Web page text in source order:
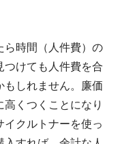
ら時間（人件費）の
つけても人件費を合
もしれません。廉価
くつくことになり
イクルトナーを使っ